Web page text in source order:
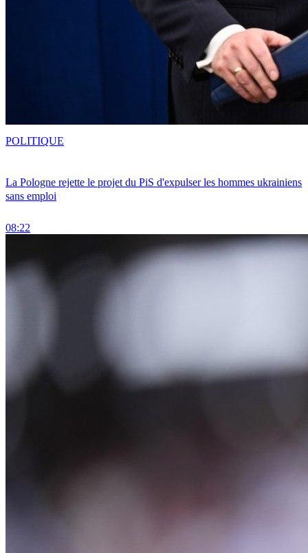
La Pologne rejette le projet du PiS d'expulser les hommes ukrainiens
sans emploi
08:22
POLITIQUE